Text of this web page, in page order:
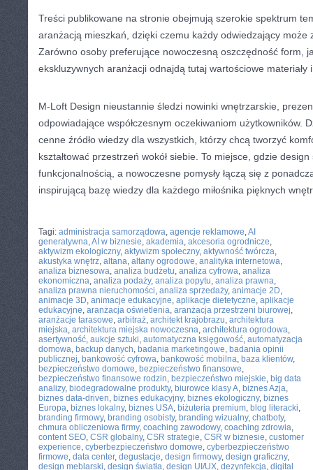
Treści publikowane na stronie obejmują szerokie spektrum
aranżacją mieszkań, dzięki czemu każdy odwiedzający może
Zarówno osoby preferujące nowoczesną oszczędność form,
ekskluzywnych aranżacji odnajdą tutaj wartościowe materiały
M-Loft Design nieustannie śledzi nowinki wnętrzarskie,
odpowiadające współczesnym oczekiwaniom użytkowników.
cenne źródło wiedzy dla wszystkich, którzy chcą tworzyć
kształtować przestrzeń wokół siebie. To miejsce, gdzie
funkcjonalnością, a nowoczesne pomysły łączą się z
inspirującą bazę wiedzy dla każdego miłośnika pięknych
Tagi: administracja samorządowa, agencje reklamowe,AI
generatywna,AI w biznesie, akademia, akcesoria ogrodnicze,
aktywizm ekologiczny, aktywizm społeczny, aktywność twórcza,
akustyka wnętrz, altana, altany ogrodowe, analityka internetowa,
analiza biznesowa, analiza budżetu, analiza cyfrowa, analiza
ekonomiczna, analiza podaży, analiza popytu, analiza prawna,
analiza prawna nieruchomości, analiza sprzedaży, animacje 2D,
animacje 3D, animacje edukacyjne, aplikacje dietetyczne, aplikacje
edukacyjne, aranżacja oświetlenia, aranżacja przestrzeni biurowej,
aranżacje tarasowe, arbitraż, architekt krajobrazu, architektura
miejska, architektura miejska nowoczesna, architektura ogrodowa,
asertywność, aukcje sztuki, automatyczna księgowość, automatyzacja
domowa, backup danych, badania marketingowe, badania opinii
publicznej, bankowość cyfrowa, bankowość mobilna, baza klientów,
bezpieczeństwo domowe, bezpieczeństwo finansowe,
bezpieczeństwo finansowe rodzin, bezpieczeństwo miejskie, big data
analizy, biodegradowalne produkty, biurowce klasy A, biznes Azja,
biznes data-driven, biznes edukacyjny, biznes ekologiczny, biznes
Europa, biznes lokalny, biznes USA, biżuteria premium, blog literacki,
branding firmowy, branding osobisty, branding wizualny, chatboty,
chmura obliczeniowa firmy, coaching zawodowy, coaching zdrowia,
content SEO, CSR globalny, CSR strategie, CSR w biznesie, customer
experience, cyberbezpieczeństwo domowe, cyberbezpieczeństwo
firmowe, data center, degustacje, design firmowy, design graficzny,
design meblarski, design światła, design UI/UX, dezynfekcja, digital